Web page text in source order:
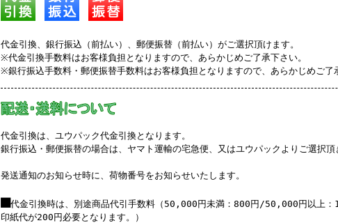
代金引換、銀行振込（前払い）、郵便振替（前払い）がご選択頂けます。
※代金引換手数料はお客様負担となりますので、あらかじめご了承下さい。
※銀行振込手数料・郵便振替手数料はお客様負担となりますので、あらかじめご了
代金引換は、ユウパック代金引換となります。
銀行振込・郵便振替の場合は、ヤマト運輸の宅急便、又はユウパックよりご選択頂
発送通知のお知らせ時に、荷物番号をお知らせいたします。
■代金引換時は、別途商品代引手数料（50,000円未満：800円/50,000円以上
印紙代が200円必要となります。）